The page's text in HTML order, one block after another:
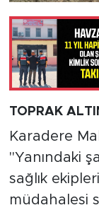
TOPRAK
Karadere
"Yanındaki
sağlık
müdahalesi